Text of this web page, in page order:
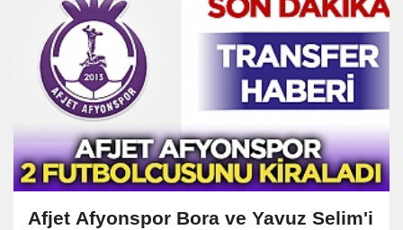
Afjet Afyonspor Bora ve Yavuz Selim'i